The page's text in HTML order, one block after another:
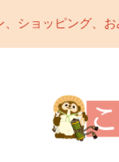
おみやげなど甲